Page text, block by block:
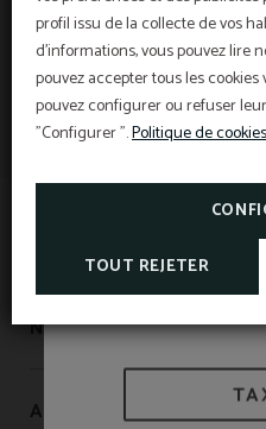
profil issu de la collecte de vos
d'informations, vous pouvez lire
pouvez accepter tous les
pouvez configurer ou refuser
"Configurer ".Politique de cookies
TOUT REJETER
modernisme catalan.
NOUS SOMMES
APARTAMENTOS SANT
OFFRE
Meilleur prix garanti,
anticipée, petit
annulation
L’Hôtel Sant Pau
annulation
effectuées
TAXES ET